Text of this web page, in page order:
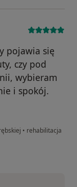
pojawia się
czy pod
wybieram
i spokój.
• rehabilitacja